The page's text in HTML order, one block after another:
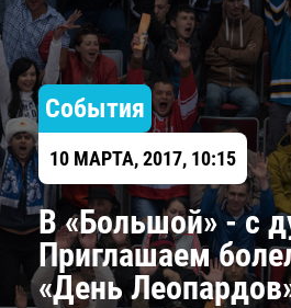
События
10 МАРТА, 2017, 10:15
В «Большой» - с
Приглашаем
«День